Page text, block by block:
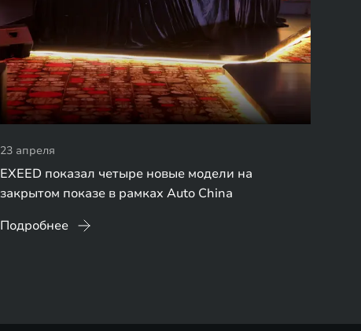
23 апреля
EXEED показал четыре новые модели на
закрытом показе в рамках Auto China
Подробнее